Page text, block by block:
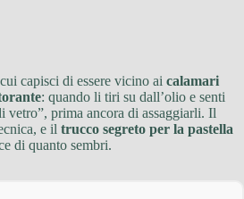
capisci di essere vicino ai calamari
: quando li tiri su dall’olio e senti
vetro”, prima ancora di assaggiarli. Il
e il trucco segreto per la pastella
di quanto sembri.